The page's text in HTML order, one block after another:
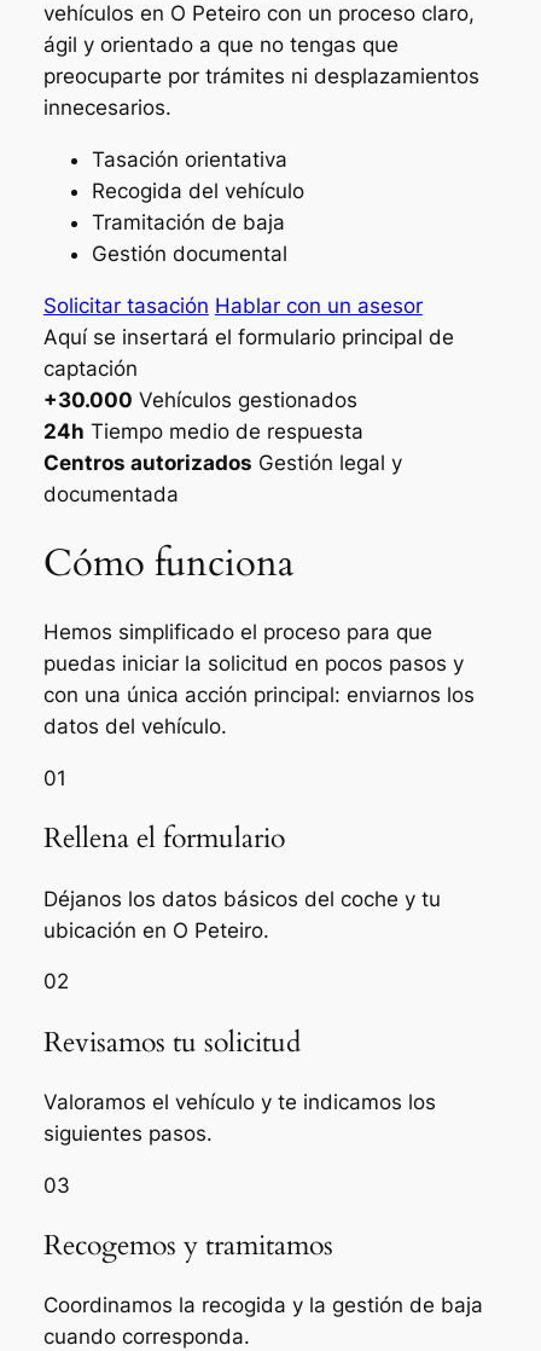
vehículos en O Peteiro con un proceso claro,
ágil y orientado a que no tengas que
preocuparte por trámites ni desplazamientos
innecesarios.
Tasación orientativa
Recogida del vehículo
Tramitación de baja
Gestión documental
Solicitar tasación Hablar con un asesor
Aquí se insertará el formulario principal de
captación
+30.000 Vehículos gestionados
24h Tiempo medio de respuesta
Centros autorizados Gestión legal y
documentada
Cómo funciona
Hemos simplificado el proceso para que
puedas iniciar la solicitud en pocos pasos y
con una única acción principal: enviarnos los
datos del vehículo.
01
Rellena el formulario
Déjanos los datos básicos del coche y tu
ubicación en O Peteiro.
02
Revisamos tu solicitud
Valoramos el vehículo y te indicamos los
siguientes pasos.
03
Recogemos y tramitamos
Coordinamos la recogida y la gestión de baja
cuando corresponda.